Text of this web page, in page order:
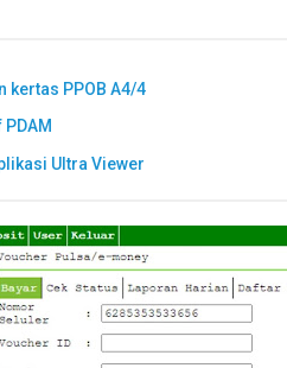
kertas PPOB A4/4
Ultra Viewer